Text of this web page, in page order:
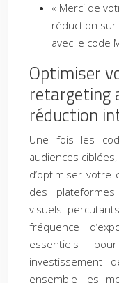
« Merci de
réduction
avec le code
Optimiser
retargeting
réduction
Une fois les
audiences
d’optimiser votre
des
visuels
fréquence
essentiels
investissement
ensemble les